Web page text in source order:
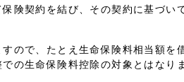
険契約を結び、その契約に基づい
ので、たとえ生命保険料相当額を
の生命保険料控除の対象とはなり